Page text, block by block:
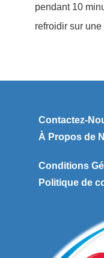
pendant 10
refroidir sur une
Contactez-
À Propos de
Conditions
Politique de